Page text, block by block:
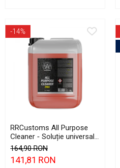
-14%
RRCustoms All Purpose
Cleaner - Soluție universală
de curățare APC, fără
parfum (5L)
164,90 RON
141,81 RON